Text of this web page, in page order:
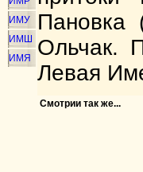
ИМУ
ИМШ
ИМЯ
Ольчак.
Левая
Смотрии так же...